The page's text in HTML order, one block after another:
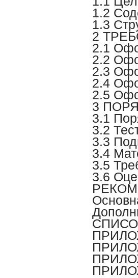
1.2
1.3
2
2.1
2.2
2.3
2.4
2.5
3
3.1
3.2
3.3
3.4
3.5
3.6